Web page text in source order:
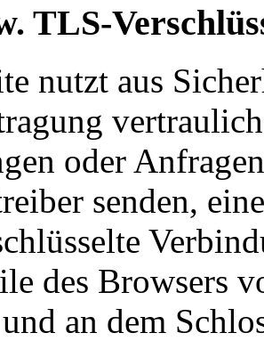
TLS-
nutzt aus
oder
senden,
des Browsers
an dem